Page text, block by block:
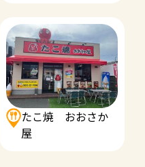
たこ焼 おおさか
屋